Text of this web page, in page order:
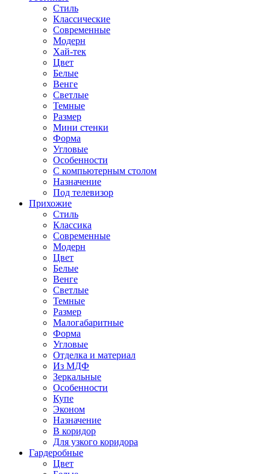
Стиль
Классические
Современные
Модерн
Хай-тек
Цвет
Белые
Венге
Светлые
Темные
Размер
Мини стенки
Форма
Угловые
Особенности
С компьютерным столом
Назначение
Под телевизор
Прихожие
Стиль
Классика
Современные
Модерн
Цвет
Белые
Венге
Светлые
Темные
Размер
Малогабаритные
Форма
Угловые
Отделка и материал
Из МДФ
Зеркальные
Особенности
Купе
Эконом
Назначение
В коридор
Для узкого коридора
Гардеробные
Цвет